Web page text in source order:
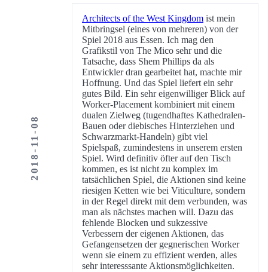
2018-11-08
Architects of the West Kingdom ist mein
Mitbringsel (eines von mehreren) von der
Spiel 2018 aus Essen. Ich mag den
Grafikstil von The Mico sehr und die
Tatsache, dass Shem Phillips da als
Entwickler dran gearbeitet hat, machte mir
Hoffnung. Und das Spiel liefert ein sehr
gutes Bild. Ein sehr eigenwilliger Blick auf
Worker-Placement kombiniert mit einem
dualen Zielweg (tugendhaftes Kathedralen-
Bauen oder diebisches Hinterziehen und
Schwarzmarkt-Handeln) gibt viel
Spielspaß, zumindestens in unserem ersten
Spiel. Wird definitiv öfter auf den Tisch
kommen, es ist nicht zu komplex im
tatsächlichen Spiel, die Aktionen sind keine
riesigen Ketten wie bei Viticulture, sondern
in der Regel direkt mit dem verbunden, was
man als nächstes machen will. Dazu das
fehlende Blocken und sukzessive
Verbessern der eigenen Aktionen, das
Gefangensetzen der gegnerischen Worker
wenn sie einem zu effizient werden, alles
sehr interesssante Aktionsmöglichkeiten.